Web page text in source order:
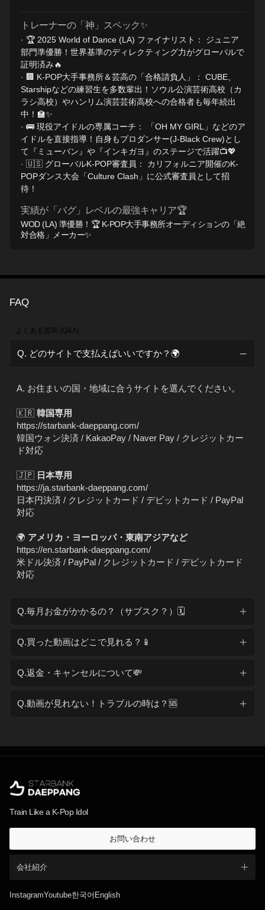
トレーナーの「神」スペック✨
· 🏆 2025 World of Dance (LA) ファイナリスト： ジュニア
部門準優勝！世界基準のディレクティング力がグローバルで
証明済み🔥
· 🏢 K-POP大手事務所＆芸高の「合格請負人」： CUBE、
Starshipなどの練習生を多数輩出！ソウル公演芸術高校（カ
ラシ高校）やハンリム演芸芸術高校への合格者も毎年続出
中！🏫✨
· 🚌 現役アイドルの専属コーチ： 「OH MY GIRL」などのア
イドルを直接指導！自身もプロダンサー(J-Black Crew)とし
て『ミューバン』や『インキガヨ』のステージで活躍📺💖
· 🇺🇸 グローバルK-POP審査員： カリフォルニア開催のK-
POPダンス大会「Culture Clash」に公式審査員として招
待！
実績が「バグ」レベルの最強キャリア🏆
WOD (LA) 準優勝！🏆 K-POP大手事務所オーディションの「絶
対合格」メーカー✨
FAQ
よくある質問 (Q&A)
Q. どのサイトで支払えばいいですか？🌍
A. お住まいの国・地域に合うサイトを選んでください。
🇰🇷 韓国専用
https://starbank-daeppang.com/
韓国ウォン決済 / KakaoPay / Naver Pay / クレジットカー
ド対応
🇯🇵 日本専用
https://ja.starbank-daeppang.com/
日本円決済 / クレジットカード / デビットカード / PayPal
対応
🌍 アメリカ・ヨーロッパ・東南アジアなど
https://en.starbank-daeppang.com/
米ドル決済 / PayPal / クレジットカード / デビットカード
対応
Q.毎月お金がかかるの？（サブスク？）🗓️
Q.買った動画はどこで見れる？📱
Q.返金・キャンセルについて💸
Q.動画が見れない！トラブルの時は？🆘
Train Like a K-Pop Idol
お問い合わせ
会社紹介
InstagramYoutube한국어 English